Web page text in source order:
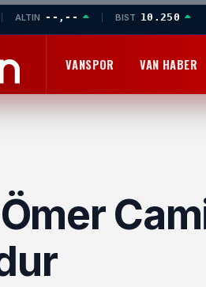
ALTIN --,-- BIST 10.250
VANSPOR VAN HABER